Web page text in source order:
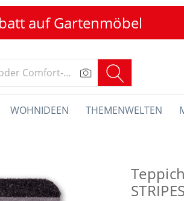
auf Gartenmöbel
WOHNIDEEN THEMENWELTEN
STRIPES